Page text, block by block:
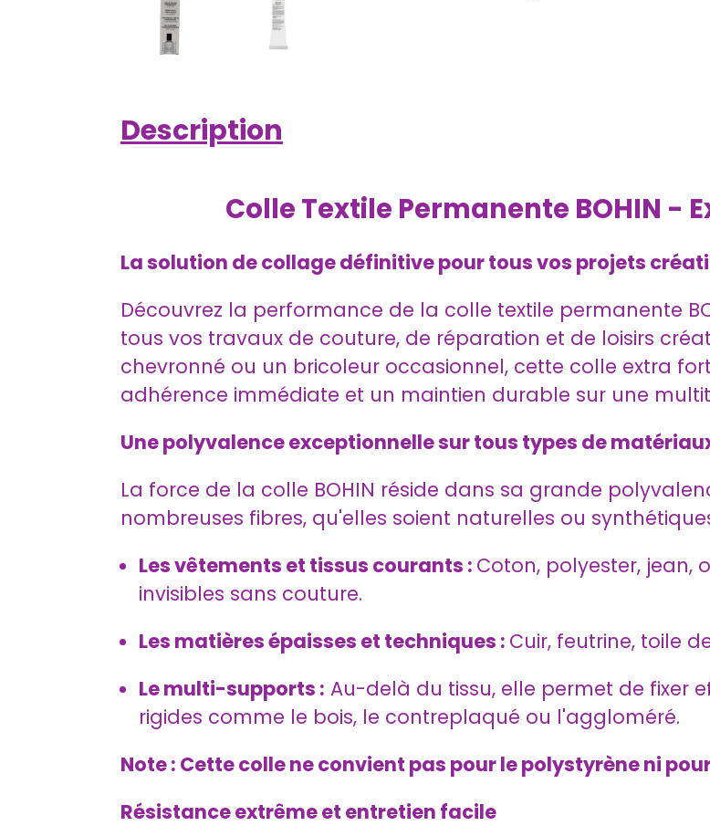
Description
Colle Textile Permanente BOHIN -
La solution de collage définitive pour tous vos projets
Découvrez la performance de la colle textile permanente
tous vos travaux de couture, de réparation et de loisirs
chevronné ou un bricoleur occasionnel, cette colle extra
adhérence immédiate et un maintien durable sur une
Une polyvalence exceptionnelle sur tous types de
La force de la colle BOHIN réside dans sa grande
nombreuses fibres, qu'elles soient naturelles ou
Les vêtements et tissus courants : Coton, polyester, jean,
invisibles sans couture.
Les matières épaisses et techniques : Cuir, feutrine, toile
Le multi-supports : Au-delà du tissu, elle permet de fixer
rigides comme le bois, le contreplaqué ou l'aggloméré.
Note : Cette colle ne convient pas pour le polystyrène ni
Résistance extrême et entretien facile